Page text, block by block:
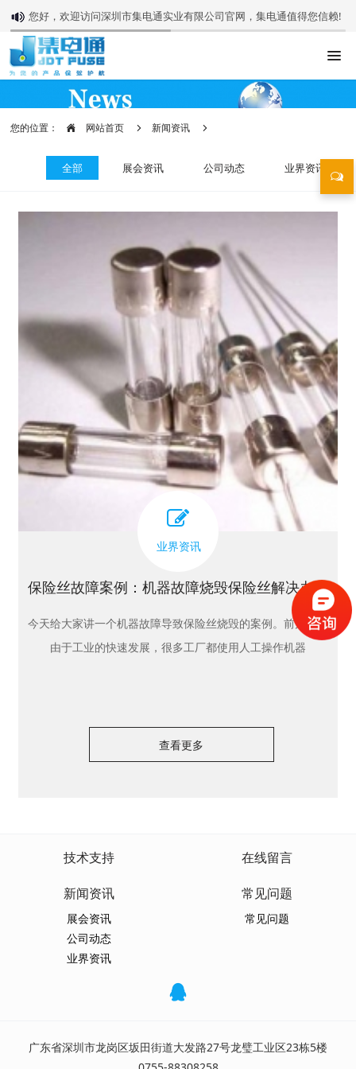
您好，欢迎访问深圳市集电通实业有限公司官网，集电通值得您信赖!
您的位置： 网站首页 新闻资讯
全部 展会资讯 公司动态 业界资讯
保险丝故障案例：机器故障烧毁保险丝解决办法
今天给大家讲一个机器故障导致保险丝烧毁的案例。前几年，
由于工业的快速发展，很多工厂都使用人工操作机器
查看更多
业界资讯
技术支持 在线留言
新闻资讯
展会资讯
公司动态
业界资讯
常见问题
常见问题
广东省深圳市龙岗区坂田街道大发路27号龙璧工业区23栋5楼